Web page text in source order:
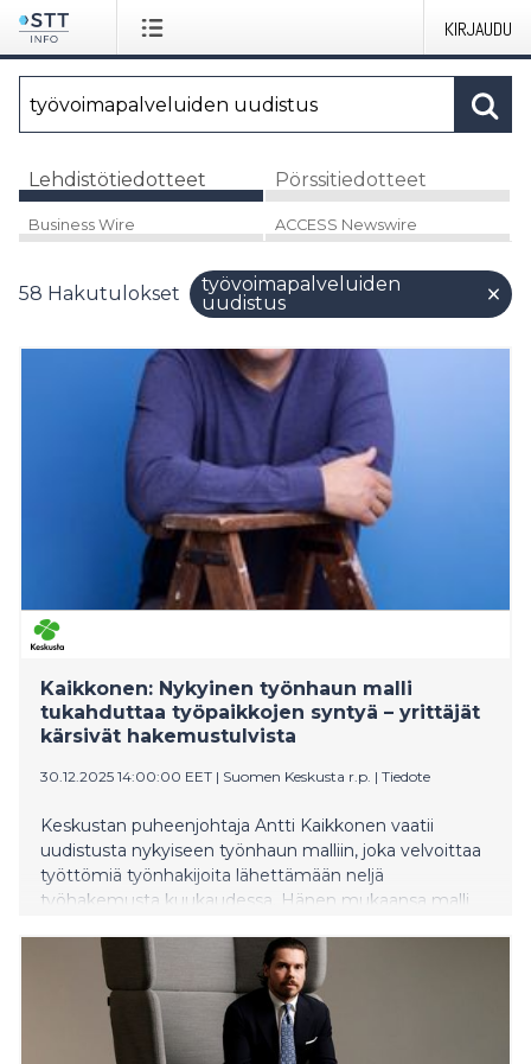
KIRJAUDU
Lehdistötiedotteet Pörssitiedotteet
Business Wire ACCESS Newswire
58 Hakutulokset
työvoimapalveluiden
uudistus
Kaikkonen: Nykyinen työnhaun malli
tukahduttaa työpaikkojen syntyä – yrittäjät
kärsivät hakemustulvista
30.12.2025 14:00:00 EET | Suomen Keskusta r.p. | Tiedote
Keskustan puheenjohtaja Antti Kaikkonen vaatii
uudistusta nykyiseen työnhaun malliin, joka velvoittaa
työttömiä työnhakijoita lähettämään neljä
työhakemusta kuukaudessa. Hänen mukaansa malli
koko työnvälitysjärjestelmän toimivuutta.